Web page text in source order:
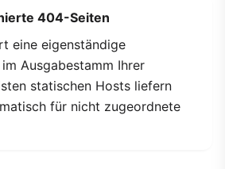
404-Seiten
eine eigenständige
Ausgabestamm Ihrer
statischen Hosts liefern
für nicht zugeordnete